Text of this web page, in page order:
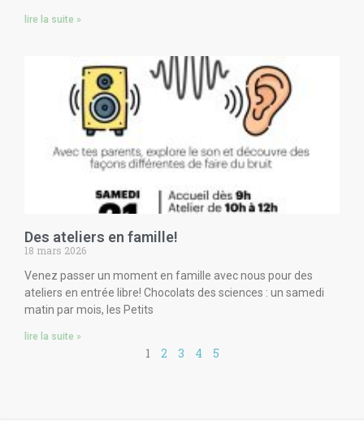
lire la suite »
Des ateliers en famille!
18 mars 2026
Venez passer un moment en famille avec nous pour des
ateliers en entrée libre! Chocolats des sciences : un samedi
matin par mois, les Petits
lire la suite »
1 2 3 4 5